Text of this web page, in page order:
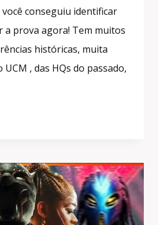
conseguiu identificar
a prova agora! Tem muitos
históricas, muita
, das HQs do passado,